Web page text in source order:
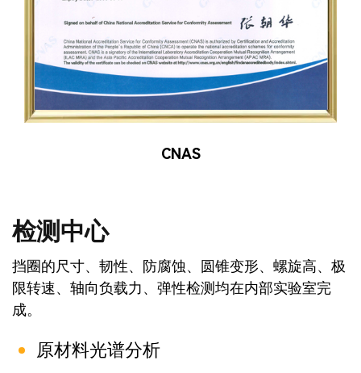
CNAS
检测中心
挡圈的尺寸、韧性、防腐蚀、圆锥变形、螺旋高、极
限转速、轴向负载力、弹性检测均在内部实验室完
成。
原材料光谱分析